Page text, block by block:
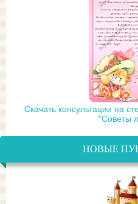
Скачать консультации на
"Советы
НОВЫЕ